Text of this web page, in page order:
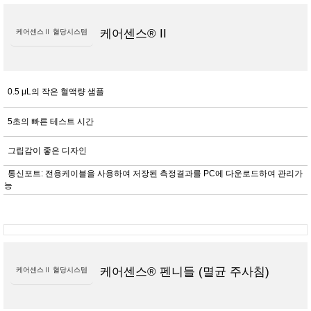
케어센스Ⅱ 혈당시스템 케어센스® II
0.5 μL의 작은 혈액량 샘플
5초의 빠른 테스트 시간
그립감이 좋은 디자인
통신포트: 전용케이블을 사용하여 저장된 측정결과를 PC에 다운로드하여 관리가
능
케어센스Ⅱ 혈당시스템 케어센스® 펜니들 (멸균 주사침)